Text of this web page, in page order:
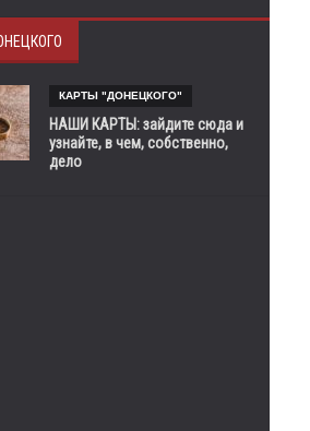
КАРТЫ "ДОНЕЦКОГО"
НАШИ КАРТЫ: зайдите сюда и
узнайте, в чем, собственно,
дело